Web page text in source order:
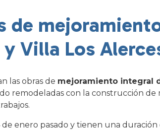
de
Villa Los
las obras de mejoramiento integral
remodeladas con la construcción
enero pasado y tienen una duración